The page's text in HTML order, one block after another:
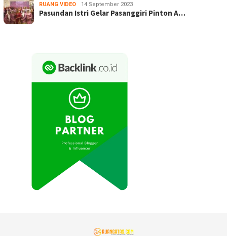
RUANG VIDEO 14 September 2023
Pasundan Istri Gelar Pasanggiri Pinton A…